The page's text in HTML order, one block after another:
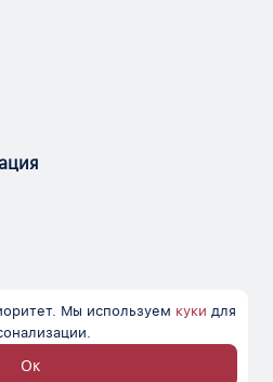
площадка для
и поиска поставщиков.
контрагенты и удобство
Мы используем куки для
Ок